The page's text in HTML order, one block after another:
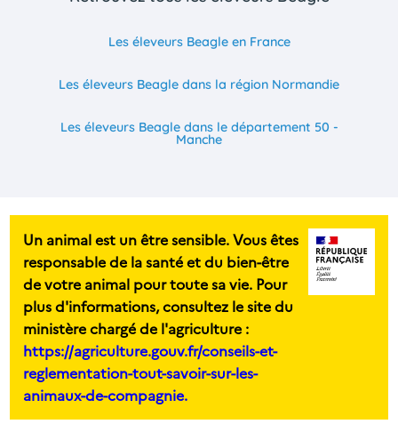
Les éleveurs Beagle en France
Les éleveurs Beagle dans la région Normandie
Les éleveurs Beagle dans le département 50 -
Manche
Un animal est un être sensible. Vous êtes
responsable de la santé et du bien-être
de votre animal pour toute sa vie. Pour
plus d'informations, consultez le site du
ministère chargé de l'agriculture :
https://agriculture.gouv.fr/conseils-et-
reglementation-tout-savoir-sur-les-
animaux-de-compagnie.